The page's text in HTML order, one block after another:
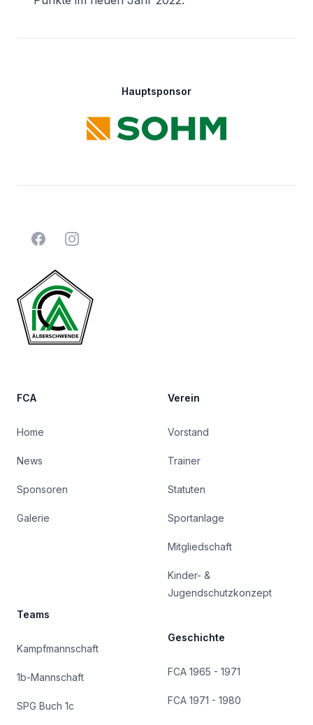
Hauptsponsor
FacebookInstagram
FCA
Home
News
Sponsoren
Galerie
Teams
Kampfmannschaft
1b-Mannschaft
SPG Buch 1c
Verein
Vorstand
Trainer
Statuten
Sportanlage
Mitgliedschaft
Kinder- &
Jugendschutzkonzept
Geschichte
FCA 1965 - 1971
FCA 1971 - 1980